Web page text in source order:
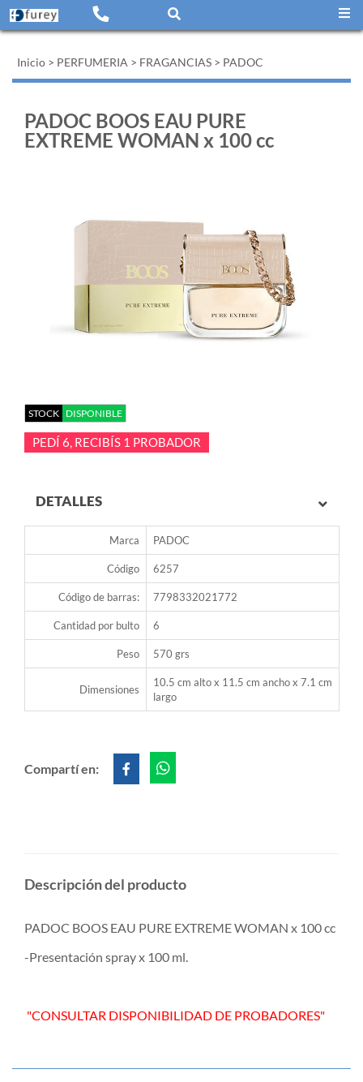
Inicio > PERFUMERIA > FRAGANCIAS > PADOC
PADOC BOOS EAU PURE
EXTREME WOMAN x 100 cc
STOCK DISPONIBLE
PEDÍ 6, RECIBÍS 1 PROBADOR
DETALLES
Marca PADOC
Código 6257
Código de barras: 7798332021772
Cantidad por bulto 6
Peso 570 grs
Dimensiones
10.5 cm alto x 11.5 cm ancho x 7.1 cm
largo
Compartí en:
Descripción del producto
PADOC BOOS EAU PURE EXTREME WOMAN x 100 cc
-Presentación spray x 100 ml.
"CONSULTAR DISPONIBILIDAD DE PROBADORES"